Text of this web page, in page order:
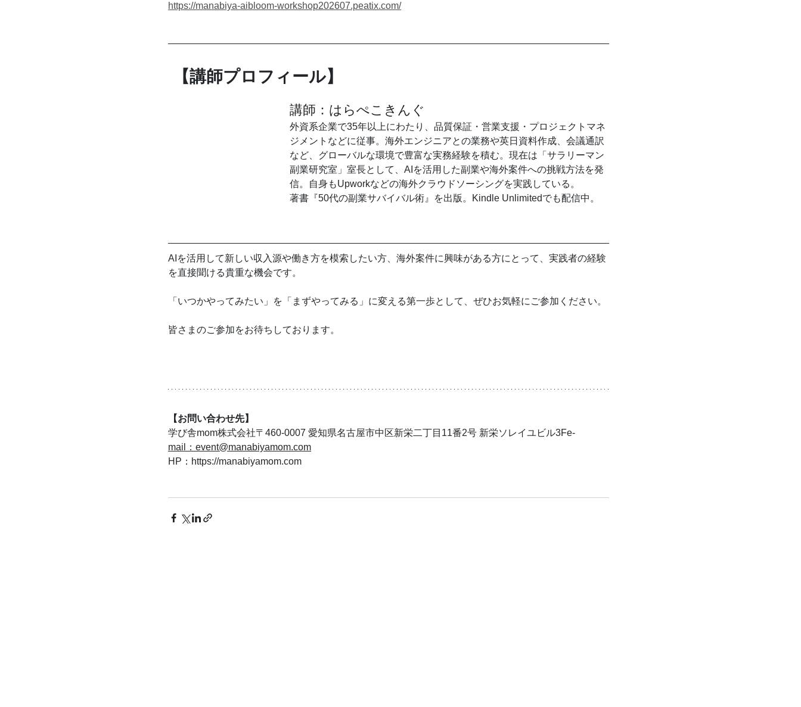
https://manabiya-aibloom-workshop202607.peatix.com/
【講師プロフィール】
講師：はらぺこきんぐ
外資系企業で35年以上にわたり、品質保証・営業支援・プロジェクトマネ
ジメントなどに従事。海外エンジニアとの業務や英日資料作成、会議通訳
など、グローバルな環境で豊富な実務経験を積む。現在は「サラリーマン
副業研究室」室長として、AIを活用した副業や海外案件への挑戦方法を発
信。自身もUpworkなどの海外クラウドソーシングを実践している。
著書『50代の副業サバイバル術』を出版。Kindle Unlimitedでも配信中。
AIを活用して新しい収入源や働き方を模索したい方、海外案件に興味がある方にとって、実践者の経験
を直接聞ける貴重な機会です。
「いつかやってみたい」を「まずやってみる」に変える第一歩として、ぜひお気軽にご参加ください。
皆さまのご参加をお待ちしております。
【お問い合わせ先】
学び舎mom株式会社〒460-0007 愛知県名古屋市中区新栄二丁目11番2号 新栄ソレイユビル3Fe-
mail：event@manabiyamom.com
HP： https://manabiyamom.com